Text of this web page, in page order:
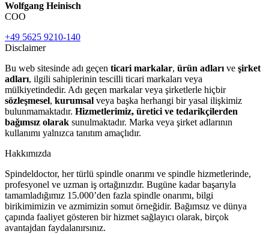
Wolfgang Heinisch
COO
+49 5625 9210-140
Disclaimer
Bu web sitesinde adı geçen ticari markalar, ürün adları ve şirket
adları, ilgili sahiplerinin tescilli ticari markaları veya
mülkiyetindedir. Adı geçen markalar veya şirketlerle hiçbir
sözleşmesel, kurumsal veya başka herhangi bir yasal ilişkimiz
bulunmamaktadır. Hizmetlerimiz, üretici ve tedarikçilerden
bağımsız olarak sunulmaktadır. Marka veya şirket adlarının
kullanımı yalnızca tanıtım amaçlıdır.
Hakkımızda
Spindeldoctor, her türlü spindle onarımı ve spindle hizmetlerinde,
profesyonel ve uzman iş ortağınızdır. Bugüne kadar başarıyla
tamamladığımız 15.000’den fazla spindle onarımı, bilgi
birikimimizin ve azmimizin somut örneğidir. Bağımsız ve dünya
çapında faaliyet gösteren bir hizmet sağlayıcı olarak, birçok
avantajdan faydalanırsınız.